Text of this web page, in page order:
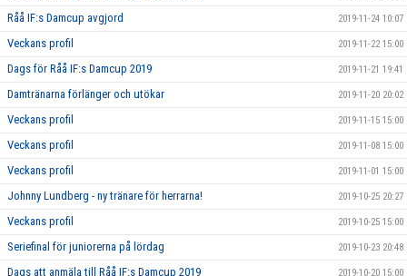
Råå IF:s Damcup avgjord 2019-11-24 10:07
Veckans profil 2019-11-22 15:00
Dags för Råå IF:s Damcup 2019 2019-11-21 19:41
Damtränarna förlänger och utökar 2019-11-20 20:02
Veckans profil 2019-11-15 15:00
Veckans profil 2019-11-08 15:00
Veckans profil 2019-11-01 15:00
Johnny Lundberg - ny tränare för herrarna! 2019-10-25 20:27
Veckans profil 2019-10-25 15:00
Seriefinal för juniorerna på lördag 2019-10-23 20:48
Dags att anmäla till Råå IF:s Damcup 2019 2019-10-20 15:00